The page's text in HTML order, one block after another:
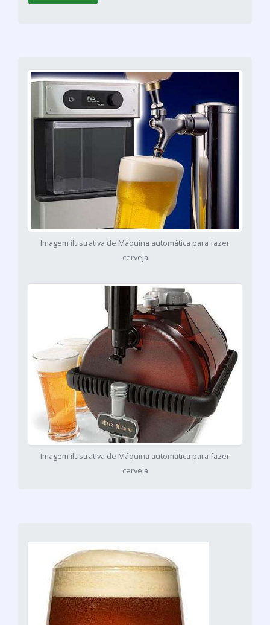
Imagem ilustrativa de Máquina automática para fazer
cerveja
Imagem ilustrativa de Máquina automática para fazer
cerveja